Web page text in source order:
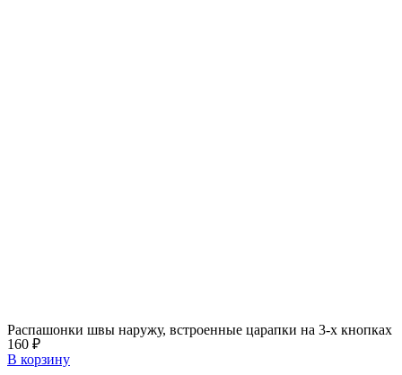
Распашонки швы наружу, встроенные царапки на 3-х кнопках
160 ₽
В корзину